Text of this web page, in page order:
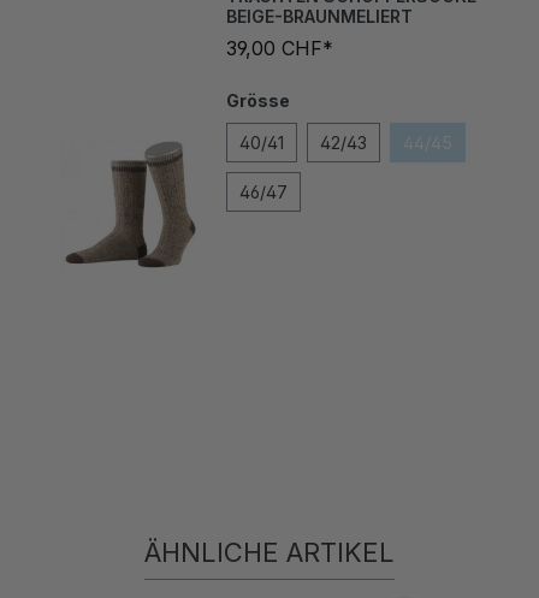
39,00 CHF*
46/47
Produktgalerie überspringen